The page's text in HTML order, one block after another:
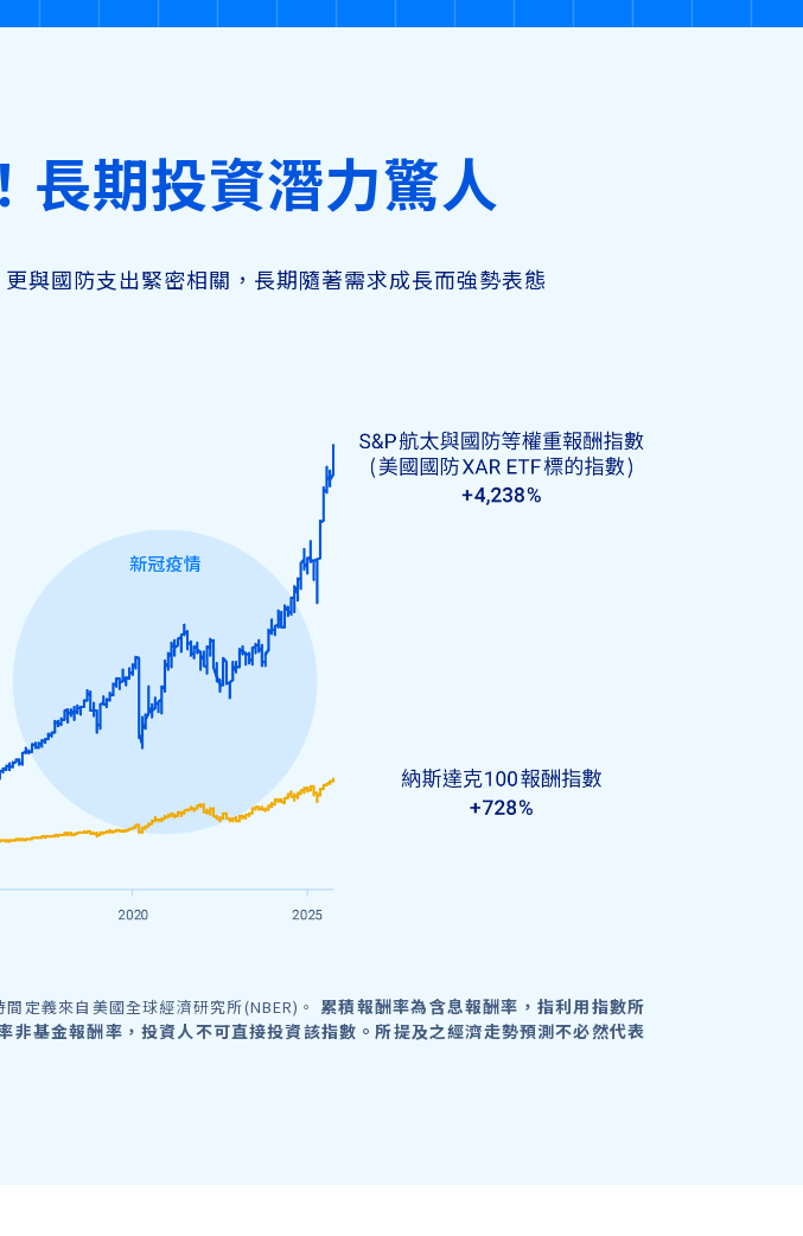
長期投資潛力驚人
與國防支出緊密相關，長期隨著需求成長而強勢表態
定義來自美國全球經濟研究所(NBER)。 累積報酬率為含息報酬率，指利用指數所
基金報酬率，投資人不可直接投資該指數。所提及之經濟走勢預測不必然代表